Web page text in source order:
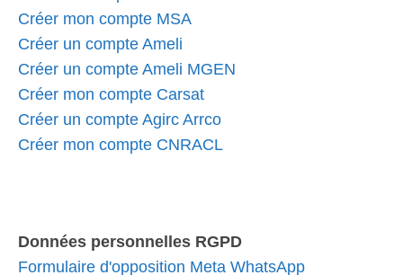
Créer mon compte MSA
Créer un compte Ameli
Créer un compte Ameli MGEN
Créer mon compte Carsat
Créer un compte Agirc Arrco
Créer mon compte CNRACL
Données personnelles RGPD
Formulaire d'opposition Meta WhatsApp